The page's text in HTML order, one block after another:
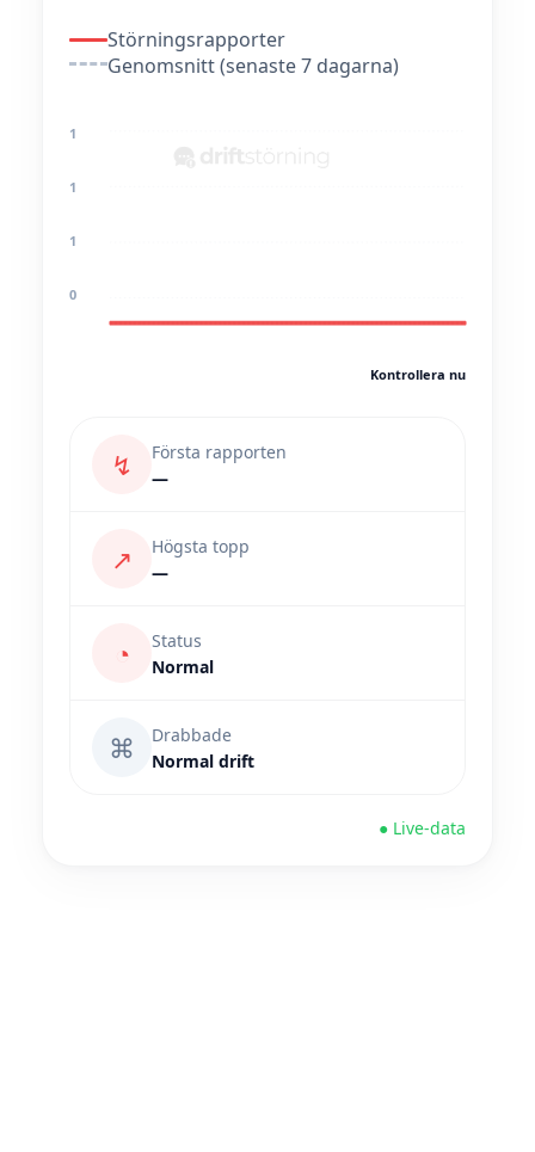
Störningsrapporter
Genomsnitt (senaste 7 dagarna)
1
1
1
0
Kontrollera nu
↯
Första rapporten
—
↗
Högsta topp
—
◔
Status
Normal
⌘
Drabbade
Normal drift
● Live-data